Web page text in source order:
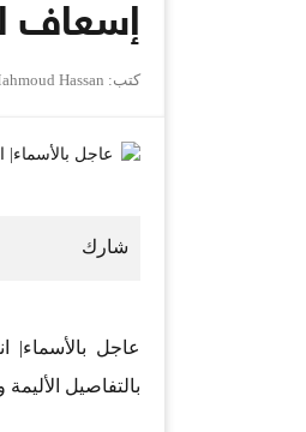
إسعاف
كتب: Hassan
بالتفاصيل